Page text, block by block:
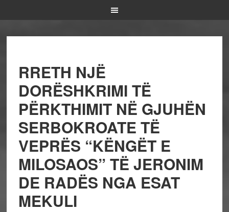
RRETH NJË
DORËSHKRIMI TË
PËRKTHIMIT NË GJUHËN
SERBOKROATE TË
VEPRËS “KËNGËT E
MILOSAOS” TË JERONIM
DE RADËS NGA ESAT
MEKULI